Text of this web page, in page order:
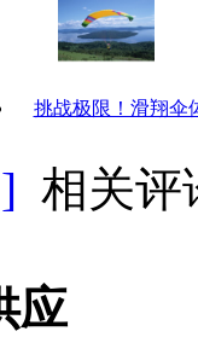
挑战极限！滑翔伞
相关评
应